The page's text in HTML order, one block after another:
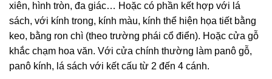
xiên, hình tròn, đa giác… Hoặc có phần kết hợp với lá
sách, với kính trong, kính màu, kính thể hiện họa tiết bằng
keo, bằng ron chì (theo trường phái cổ điển). Hoặc cửa gỗ
khắc chạm hoa văn. Với cửa chính thường làm panô gỗ,
panô kính, lá sách với kết cấu từ 2 đến 4 cánh.